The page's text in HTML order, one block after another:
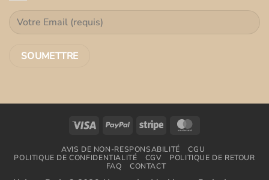
Visa PayPal Stripe
AVIS DE NON-RESPONSABILITÉ
CGU
POLITIQUE DE CONFIDENTIALITÉ
CGV
POLITIQUE DE RETOUR
FAQ
CONTACT